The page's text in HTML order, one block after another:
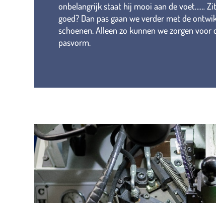
onbelangrijk staat hij mooi aan de voet……
goed? Dan pas gaan we verder met de
schoenen. Alleen zo kunnen we zorgen voor
pasvorm.